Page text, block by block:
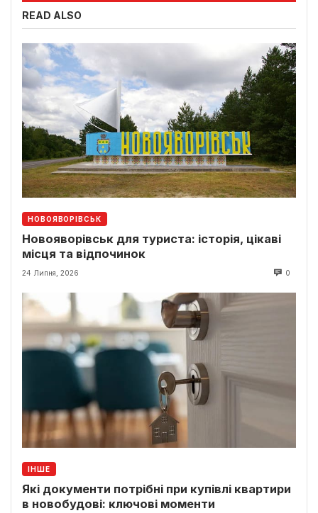
READ ALSO
НОВОЯВОРІВСЬК
Новояворівськ для туриста: історія, цікаві
місця та відпочинок
24 Липня, 2026 0
ІНШЕ
Які документи потрібні при купівлі квартири
в новобудові: ключові моменти